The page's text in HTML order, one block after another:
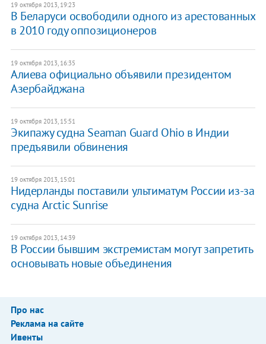
19 октября 2013, 19:23
В Беларуси освободили одного из арестованных
в 2010 году оппозиционеров
19 октября 2013, 16:35
Алиева официально объявили президентом
Азербайджана
19 октября 2013, 15:51
Экипажу судна Seaman Guard Ohio в Индии
предъявили обвинения
19 октября 2013, 15:01
Нидерланды поставили ультиматум России из-за
судна Arctic Sunrise
19 октября 2013, 14:39
В России бывшим экстремистам могут запретить
основывать новые объединения
Про нас
Реклама на сайте
Ивенты